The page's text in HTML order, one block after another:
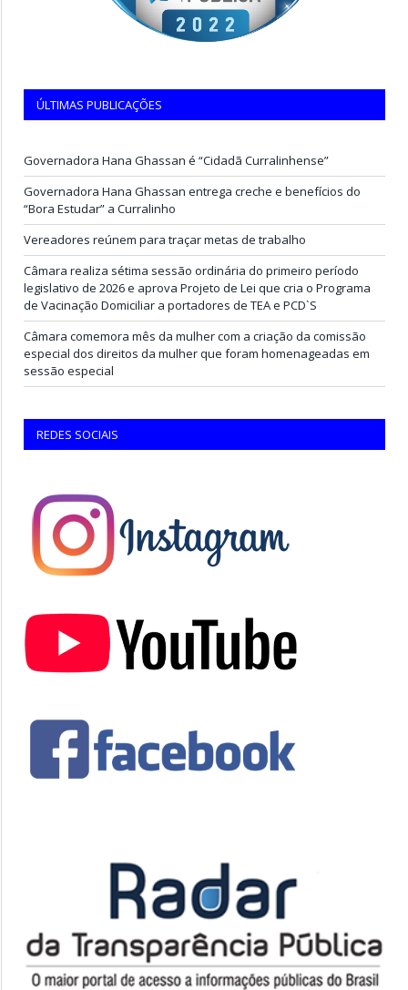
ÚLTIMAS PUBLICAÇÕES
Governadora Hana Ghassan é “Cidadã Curralinhense”
Governadora Hana Ghassan entrega creche e benefícios do
“Bora Estudar” a Curralinho
Vereadores reúnem para traçar metas de trabalho
Câmara realiza sétima sessão ordinária do primeiro período
legislativo de 2026 e aprova Projeto de Lei que cria o Programa
de Vacinação Domiciliar a portadores de TEA e PCD`S
Câmara comemora mês da mulher com a criação da comissão
especial dos direitos da mulher que foram homenageadas em
sessão especial
REDES SOCIAIS